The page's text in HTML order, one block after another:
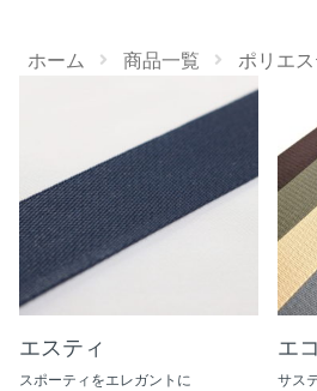
ホーム 商品一覧 ポリエ
エスティ
スポーティをエレガントに
エ
サス